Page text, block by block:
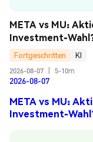
META vs MU:
Investment-
Fortgeschritten
KI
2026-08-07
5-10m
2026-08-07
META vs MU:
Investment-